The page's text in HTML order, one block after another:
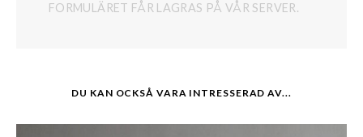
FORMULÄRET FÅR LAGRAS PÅ VÅR SERVER.
DU KAN OCKSÅ VARA INTRESSERAD AV...